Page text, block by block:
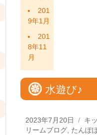
201
9年1月
201
8年11
月
水遊び♪
Posted
on
2023年7月20日
キ
リームブログ, たんぽ